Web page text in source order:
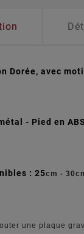
Dorée, avec
- Pied en
: 25cm -
une plaque